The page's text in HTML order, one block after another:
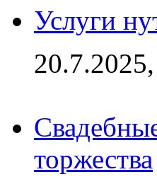
Услуги
торжества